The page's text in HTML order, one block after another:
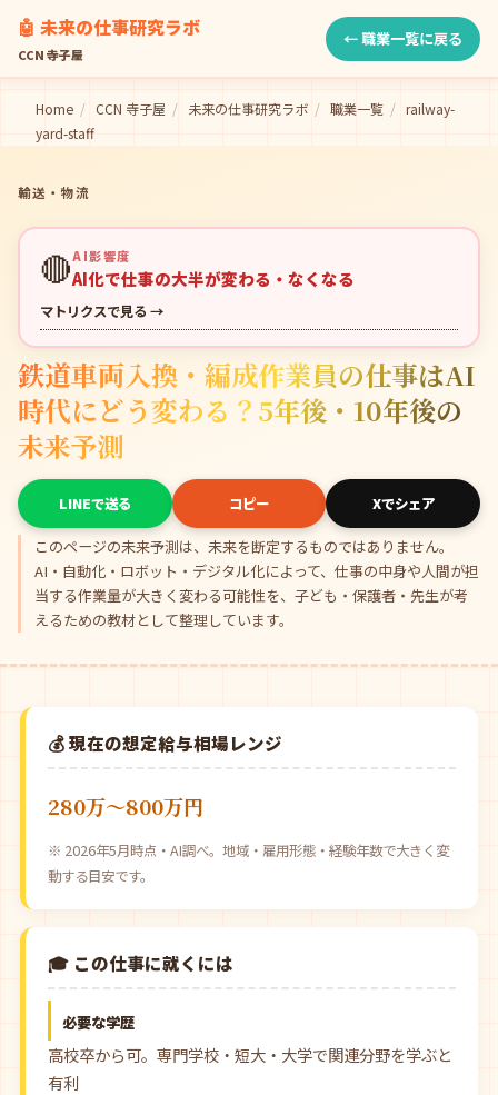
🤖 未来の仕事研究ラボ
CCN 寺子屋
← 職業一覧に戻る
Home / CCN 寺子屋 / 未来の仕事研究ラボ / 職業一覧 / railway-
yard-staff
輸送・物流
🔴AI影響度
AI化で仕事の大半が変わる・なくなる
マトリクスで見る →
鉄道車両入換・編成作業員の仕事はAI
時代にどう変わる？5年後・10年後の
未来予測
LINEで送る コピー Xでシェア
このページの未来予測は、未来を断定するものではありません。
AI・自動化・ロボット・デジタル化によって、仕事の中身や人間が担
当する作業量が大きく変わる可能性を、子ども・保護者・先生が考
えるための教材として整理しています。
💰 現在の想定給与相場レンジ
280万〜800万円
※ 2026年5月時点・AI調べ。地域・雇用形態・経験年数で大きく変
動する目安です。
🎓 この仕事に就くには
必要な学歴
高校卒から可。専門学校・短大・大学で関連分野を学ぶと
有利